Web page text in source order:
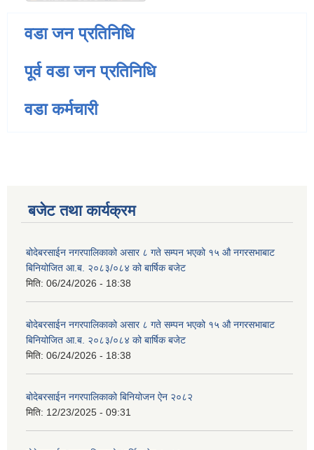
वडा जन प्रतिनिधि
पूर्व वडा जन प्रतिनिधि
वडा कर्मचारी
बजेट तथा कार्यक्रम
बोदेबरसाईन नगरपालिकाको असार ८ गते सम्पन भएको १५ ‍‍‍औ नगरसभाबाट
बिनियोजित आ.ब. २०८३/०८४ को बार्षिक बजेट
मिति: 06/24/2026 - 18:38
बोदेबरसाईन नगरपालिकाको असार ८ गते सम्पन भएको १५ ‍‍‍औ नगरसभाबाट
बिनियोजित आ.ब. २०८३/०८४ को बार्षिक बजेट
मिति: 06/24/2026 - 18:38
बोदेबरसाईन नगरपालिकाको बिनियोजन ऐन २०८२
मिति: 12/23/2025 - 09:31